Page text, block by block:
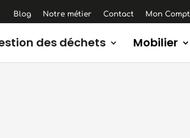
Blog Notre métier Contact Mon
des déchets Mobilier